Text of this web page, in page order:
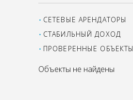
Южный блок
СЕТЕВЫЕ АРЕНДАТОРЫ
СТАБИЛЬНЫЙ ДОХОД
ПРОВЕРЕННЫЕ ОБЪЕКТЫ
Объекты не найдены